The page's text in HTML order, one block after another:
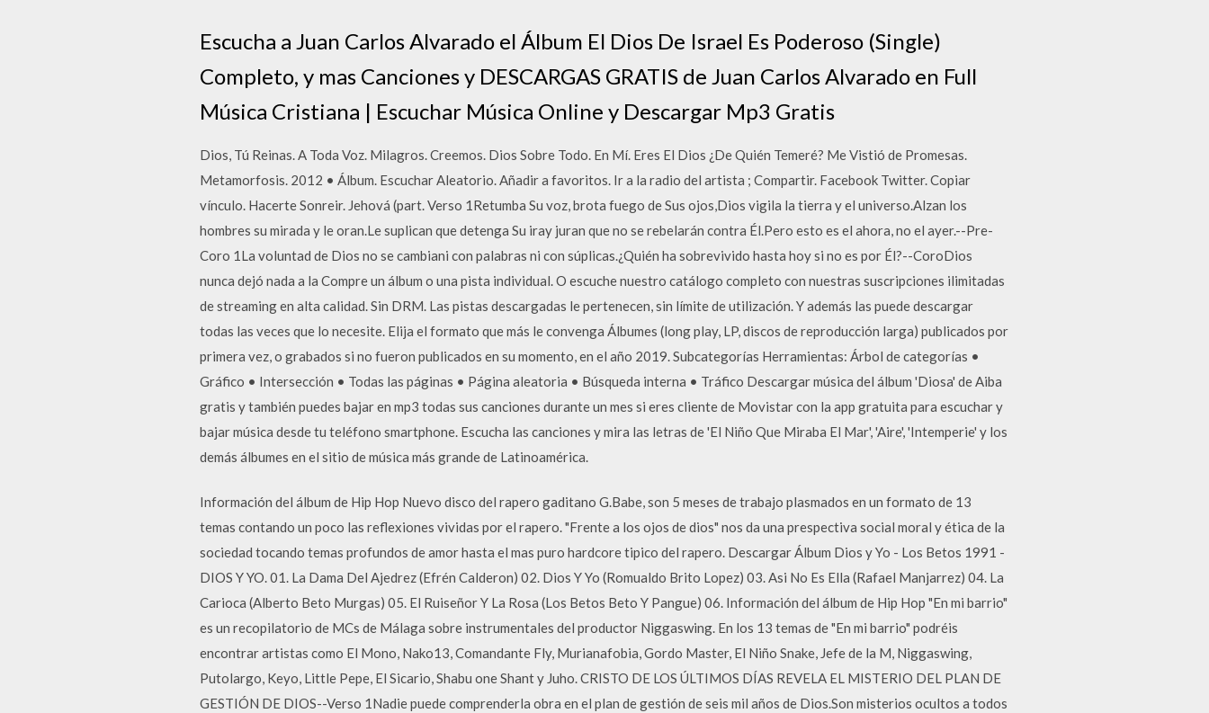
Escucha a Juan Carlos Alvarado el Álbum El Dios De Israel Es Poderoso (Single)
Completo, y mas Canciones y DESCARGAS GRATIS de Juan Carlos Alvarado en Full
Música Cristiana | Escuchar Música Online y Descargar Mp3 Gratis
Dios, Tú Reinas. A Toda Voz. Milagros. Creemos. Dios Sobre Todo. En Mí. Eres El Dios ¿De Quién Temeré? Me Vistió de Promesas.
Metamorfosis. 2012 • Álbum. Escuchar Aleatorio. Añadir a favoritos. Ir a la radio del artista ; Compartir. Facebook Twitter. Copiar
vínculo. Hacerte Sonreir. Jehová (part. Verso 1Retumba Su voz, brota fuego de Sus ojos,Dios vigila la tierra y el universo.Alzan los
hombres su mirada y le oran.Le suplican que detenga Su iray juran que no se rebelarán contra Él.Pero esto es el ahora, no el ayer.--Pre-
Coro 1La voluntad de Dios no se cambiani con palabras ni con súplicas.¿Quién ha sobrevivido hasta hoy si no es por Él?--CoroDios
nunca dejó nada a la Compre un álbum o una pista individual. O escuche nuestro catálogo completo con nuestras suscripciones ilimitadas
de streaming en alta calidad. Sin DRM. Las pistas descargadas le pertenecen, sin límite de utilización. Y además las puede descargar
todas las veces que lo necesite. Elija el formato que más le convenga Álbumes (long play, LP, discos de reproducción larga) publicados por
primera vez, o grabados si no fueron publicados en su momento, en el año 2019. Subcategorías Herramientas: Árbol de categorías •
Gráfico • Intersección • Todas las páginas • Página aleatoria • Búsqueda interna • Tráfico Descargar música del álbum 'Diosa' de Aiba
gratis y también puedes bajar en mp3 todas sus canciones durante un mes si eres cliente de Movistar con la app gratuita para escuchar y
bajar música desde tu teléfono smartphone. Escucha las canciones y mira las letras de 'El Niño Que Miraba El Mar', 'Aire', 'Intemperie' y los
demás álbumes en el sitio de música más grande de Latinoamérica.
Información del álbum de Hip Hop Nuevo disco del rapero gaditano G.Babe, son 5 meses de trabajo plasmados en un formato de 13
temas contando un poco las reflexiones vividas por el rapero. "Frente a los ojos de dios" nos da una prespectiva social moral y ética de la
sociedad tocando temas profundos de amor hasta el mas puro hardcore tipico del rapero. Descargar Álbum Dios y Yo - Los Betos 1991 -
DIOS Y YO. 01. La Dama Del Ajedrez (Efrén Calderon) 02. Dios Y Yo (Romualdo Brito Lopez) 03. Asi No Es Ella (Rafael Manjarrez) 04. La
Carioca (Alberto Beto Murgas) 05. El Ruiseñor Y La Rosa (Los Betos Beto Y Pangue) 06. Información del álbum de Hip Hop "En mi barrio"
es un recopilatorio de MCs de Málaga sobre instrumentales del productor Niggaswing. En los 13 temas de "En mi barrio" podréis
encontrar artistas como El Mono, Nako13, Comandante Fly, Murianafobia, Gordo Master, El Niño Snake, Jefe de la M, Niggaswing,
Putolargo, Keyo, Little Pepe, El Sicario, Shabu one Shant y Juho. CRISTO DE LOS ÚLTIMOS DÍAS REVELA EL MISTERIO DEL PLAN DE
GESTIÓN DE DIOS--Verso 1Nadie puede comprenderla obra en el plan de gestión de seis mil años de Dios.Son misterios ocultos a todos